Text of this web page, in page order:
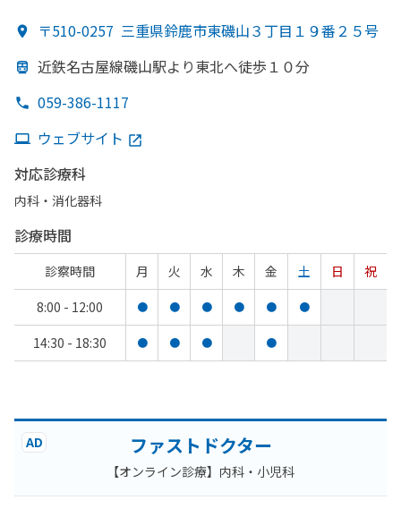
〒510-0257 三重県鈴鹿市東磯山３丁目１９番２５号
近鉄名古屋線磯山駅より東北へ徒歩１０分
059-386-1117
ウェブサイト
対応診療科
内科・​消化器科
診療時間
診察時間 月 火 水 木 金 土 日
祝
8:00 - 12:00
● ● ● ● ● ●
14:30 - 18:30 ● ● ● ●
AD ファストドクター
【オンライン診療】内科・小児科